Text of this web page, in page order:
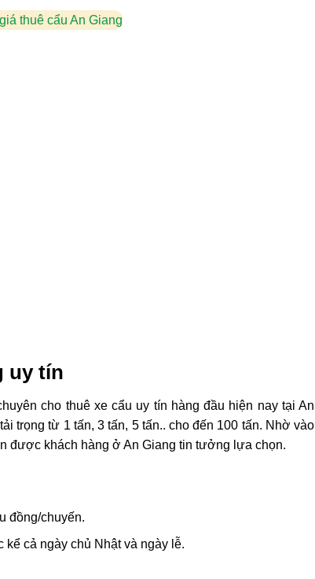
thuê cẩu An Giang
uy tín
cho thuê xe cẩu uy tín hàng đầu hiện nay tại An
trọng từ 1 tấn, 3 tấn, 5 tấn.. cho đến 100 tấn. Nhờ vào
được khách hàng ở An Giang tin tưởng lựa chọn.
đồng/chuyến.
kể cả ngày chủ Nhật và ngày lễ.